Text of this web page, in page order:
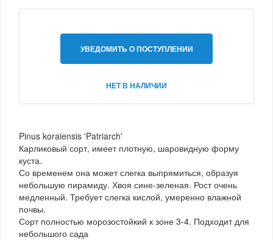
УВЕДОМИТЬ О ПОСТУПЛЕНИИ
НЕТ В НАЛИЧИИ
Pinus koraiensis 'Patriarch'
Карликовый сорт, имеет плотную, шаровидную форму
куста.
Со временем она может слегка выпрямиться, образуя
небольшую пирамиду. Хвоя сине-зеленая. Рост очень
медленный. Требует слегка кислой, умеренно влажной
почвы.
Сорт полностью морозостойкий к зоне 3-4. Подходит для
небольшого сада